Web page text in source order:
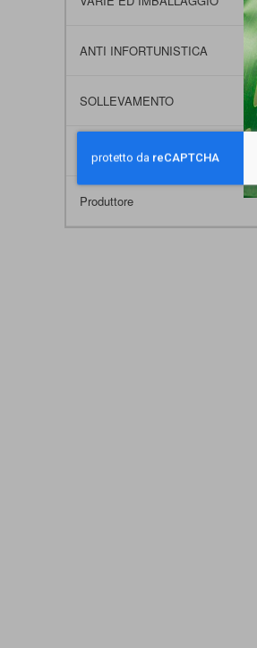
ANTI INFORTUNISTICA
SOLLEVAMENTO
STRUMENTI LASER
Produttore